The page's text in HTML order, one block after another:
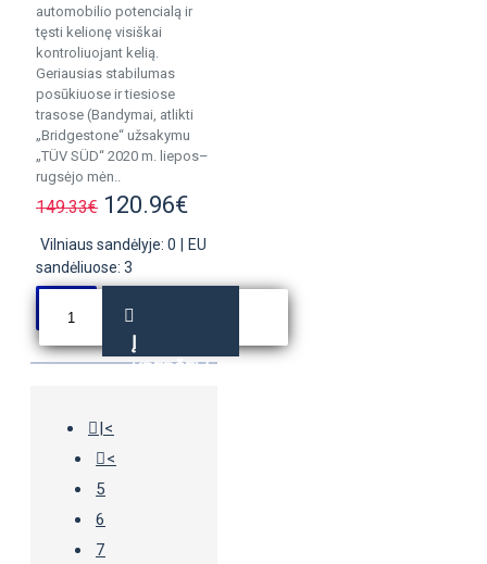
automobilio potencialą ir
tęsti kelionę visiškai
kontroliuojant kelią.
Geriausias stabilumas
posūkiuose ir tiesiose
trasose (Bandymai, atlikti
„Bridgestone“ užsakymu
„TÜV SÜD“ 2020 m. liepos–
rugsėjo mėn..
149.33€ 120.96€
Vilniaus sandėlyje: 0
EU
sandėliuose: 3
Į
KREPŠELĮ
|<
<
5
6
7